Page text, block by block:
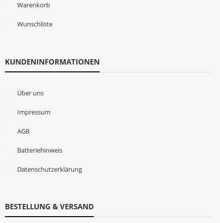
Warenkorb
Wunschliste
KUNDENINFORMATIONEN
Über uns
Impressum
AGB
Batteriehinweis
Datenschutzerklärung
BESTELLUNG & VERSAND